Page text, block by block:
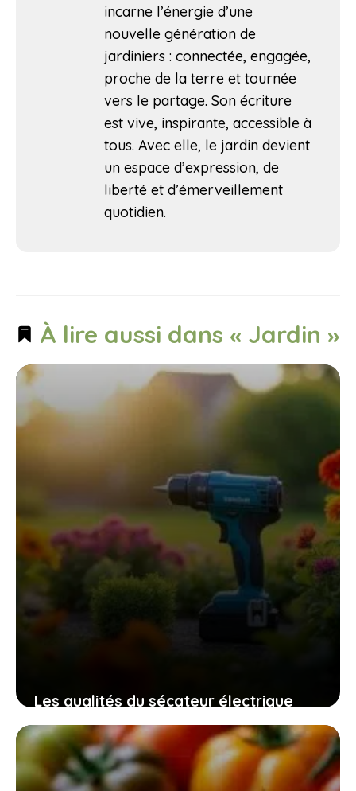
incarne l’énergie d’une
nouvelle génération de
jardiniers : connectée, engagée,
proche de la terre et tournée
vers le partage. Son écriture
est vive, inspirante, accessible à
tous. Avec elle, le jardin devient
un espace d’expression, de
liberté et d’émerveillement
quotidien.
À lire aussi dans « Jardin »
Les qualités du sécateur électrique
swansoft pru28 pour un jardinage
efficace, sûr et sans fatigue
10 novembre 2025